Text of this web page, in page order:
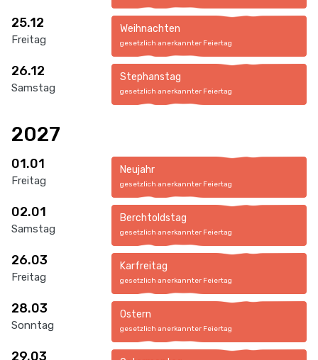
25.12
Freitag
Weihnachten
gesetzlich anerkannter Feiertag
26.12
Samstag
Stephanstag
gesetzlich anerkannter Feiertag
2027
01.01
Freitag
Neujahr
gesetzlich anerkannter Feiertag
02.01
Samstag
Berchtoldstag
gesetzlich anerkannter Feiertag
26.03
Freitag
Karfreitag
gesetzlich anerkannter Feiertag
28.03
Sonntag
Ostern
gesetzlich anerkannter Feiertag
29.03